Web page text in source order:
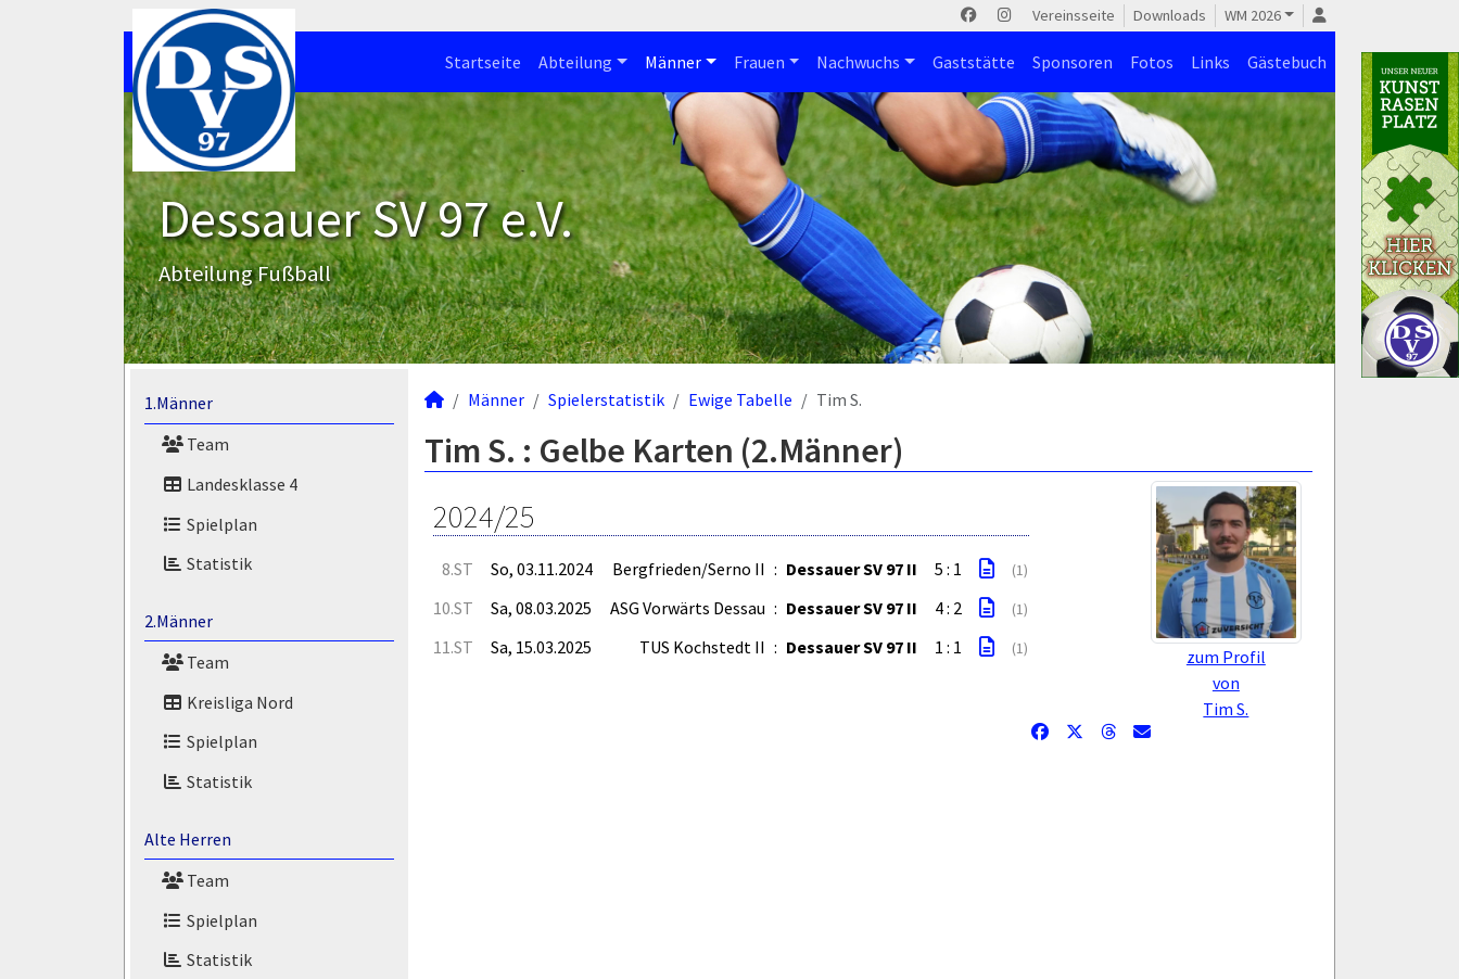
Vereinsseite Downloads WM 2026
Startseite Abteilung Männer Frauen Nachwuchs Gaststätte Sponsoren Fotos Links Gästebuch
Dessauer SV 97 e.V.
Abteilung Fußball
1.Männer
Team
Landesklasse 4
Spielplan
Statistik
2.Männer
Team
Kreisliga Nord
Spielplan
Statistik
Alte Herren
Team
Spielplan
Statistik
Männer Spielerstatistik Ewige Tabelle Tim S.
Tim S. : Gelbe Karten (2.Männer)
zum Profil
von
Tim S.
2024/25
8.ST So, 03.11.2024 Bergfrieden/Serno II : Dessauer SV 97 II 5 : 1 (1)
10.ST Sa, 08.03.2025 ASG Vorwärts Dessau : Dessauer SV 97 II 4 : 2 (1)
11.ST Sa, 15.03.2025 TUS Kochstedt II : Dessauer SV 97 II 1 : 1 (1)